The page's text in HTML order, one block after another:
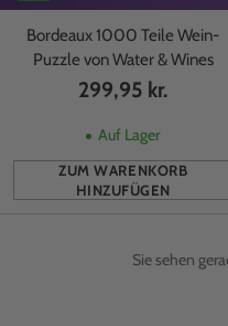
Bordeaux 1000 Teile Wein-
Puzzle von Water & Wines
299,95 kr.
Auf Lager
ZUM WARENKORB
HINZUFÜGEN
Anzahl
Sie sehen